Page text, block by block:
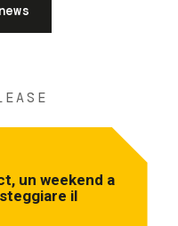
un weekend a
il